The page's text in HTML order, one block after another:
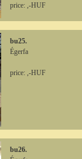
price: ,-HUF
bu25.
Égerfa
price: ,-HUF
bu26.